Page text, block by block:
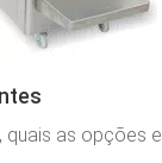
quais as opções